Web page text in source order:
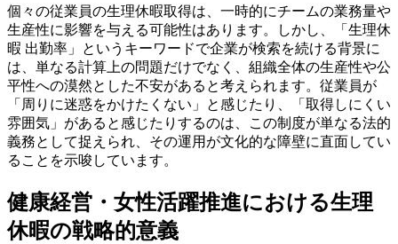
個々の従業員の生理休暇取得は、一時的にチームの業務量や
生産性に影響を与える可能性はあります。しかし、「生理休
暇 出勤率」というキーワードで企業が検索を続ける背景に
は、単なる計算上の問題だけでなく、組織全体の生産性や公
平性への漠然とした不安があると考えられます。従業員が
「周りに迷惑をかけたくない」と感じたり、「取得しにくい
雰囲気」があると感じたりするのは、この制度が単なる法的
義務として捉えられ、その運用が文化的な障壁に直面してい
ることを示唆しています。
健康経営・女性活躍推進における生理
休暇の戦略的意義